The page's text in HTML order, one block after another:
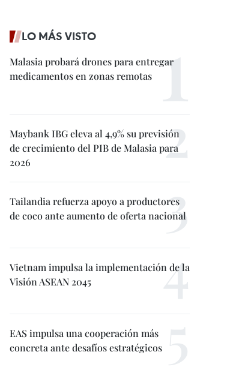
LO MÁS VISTO
Malasia probará drones para entregar
medicamentos en zonas remotas
Maybank IBG eleva al 4,9% su previsión
de crecimiento del PIB de Malasia para
2026
Tailandia refuerza apoyo a productores
de coco ante aumento de oferta nacional
Vietnam impulsa la implementación de la
Visión ASEAN 2045
EAS impulsa una cooperación más
concreta ante desafíos estratégicos